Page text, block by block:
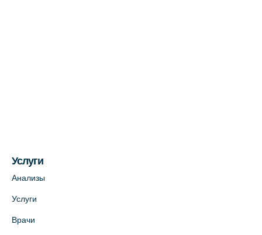
Медицинский центр на пр. Просвещения,
12к2 (официальный партнер)
Услуги
Анализы
Услуги
Врачи